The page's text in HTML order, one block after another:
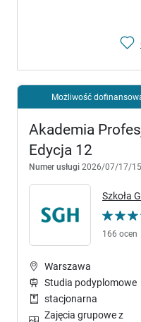
Możliwość
Akademia
Edycja 12
Numer usługi 2026/07/17/
Szkoła
166 ocen
Warszawa
Studia podyplomowe
stacjonarna
Zajęcia grupowe z